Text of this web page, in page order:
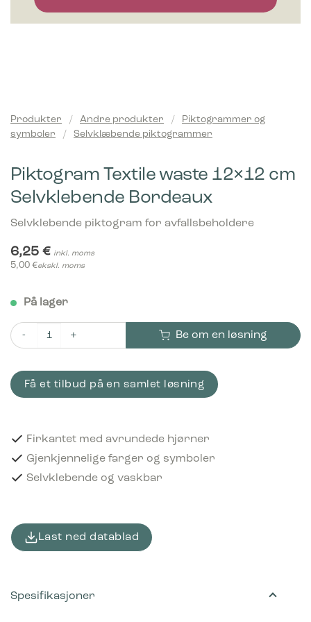
Produkter / Andre produkter /
Piktogrammer og
symboler
/ Selvklæbende piktogrammer
Piktogram Textile waste 12×12 cm
Selvklebende Bordeaux
Selvklebende piktogram for avfallsbeholdere
6,25 € inkl. moms
5,00 €ekskl. moms
På lager
Piktogram Textile waste 12x12 cm Selvklebende Bordeaux
Be om en løsning
Få et tilbud på en samlet løsning
Firkantet med avrundede hjørner
Gjenkjennelige farger og symboler
Selvklebende og vaskbar
Last ned datablad
Spesifikasjoner